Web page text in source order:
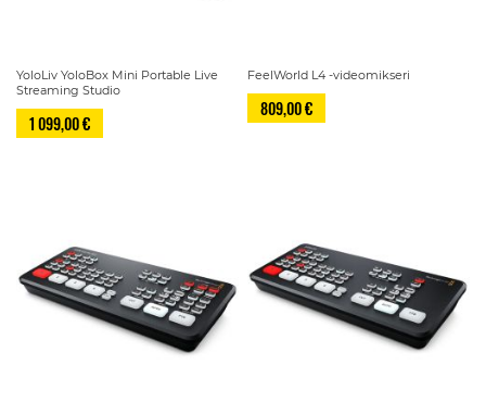
YoloLiv YoloBox Mini Portable Live
Streaming Studio
1 099,00 €
FeelWorld L4 -videomikseri
809,00 €